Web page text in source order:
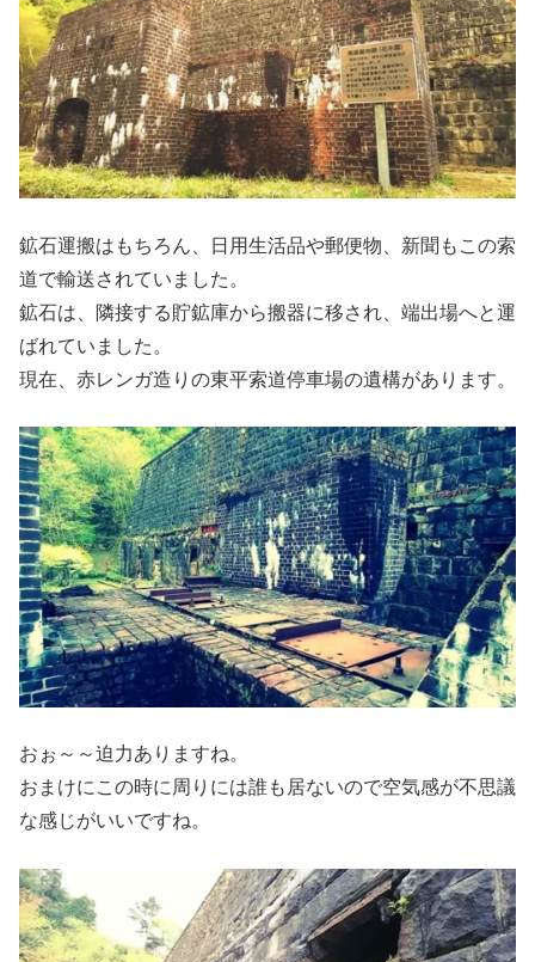
鉱石運搬はもちろん、日用生活品や郵便物、新聞もこの索
道で輸送されていました。
鉱石は、隣接する貯鉱庫から搬器に移され、端出場へと運
ばれていました。
現在、赤レンガ造りの東平索道停車場の遺構があります。
おぉ～～迫力ありますね。
おまけにこの時に周りには誰も居ないので空気感が不思議
な感じがいいですね。